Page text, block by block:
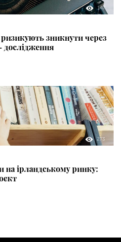
147
ризикують зникнути через
дослідження
273
на ірландському ринку: